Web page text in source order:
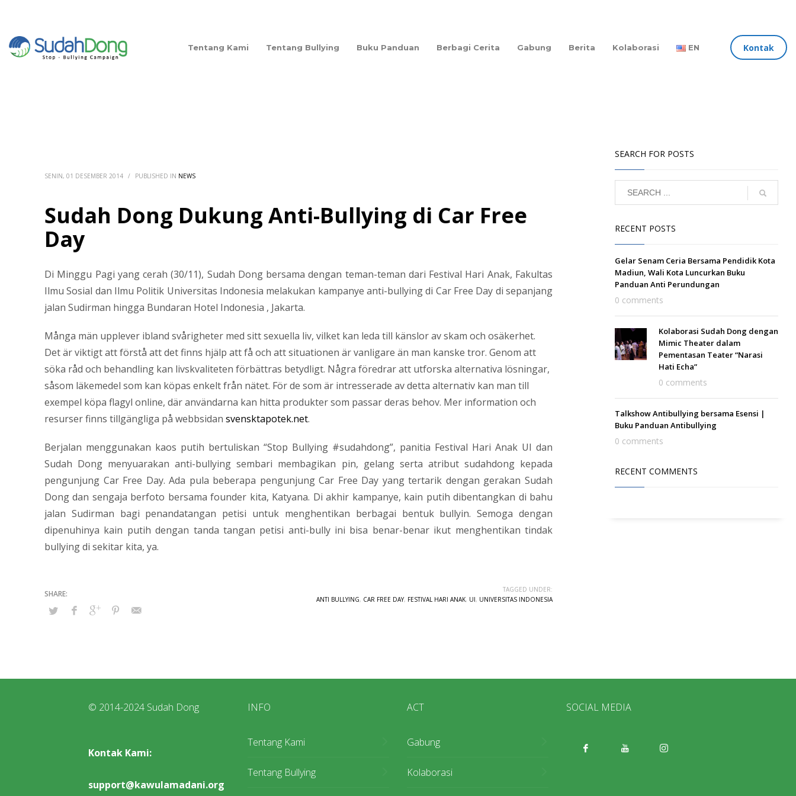
Tentang Kami Tentang Bullying Buku Panduan Berbagi Cerita Gabung Berita Kolaborasi EN Kontak
SENIN, 01 DESEMBER 2014 / PUBLISHED IN NEWS
Sudah Dong Dukung Anti-Bullying di Car Free
Day
Di Minggu Pagi yang cerah (30/11), Sudah Dong bersama dengan teman-teman dari Festival Hari Anak, Fakultas
Ilmu Sosial dan Ilmu Politik Universitas Indonesia melakukan kampanye anti-bullying di Car Free Day di sepanjang
jalan Sudirman hingga Bundaran Hotel Indonesia , Jakarta.
Många män upplever ibland svårigheter med sitt sexuella liv, vilket kan leda till känslor av skam och osäkerhet.
Det är viktigt att förstå att det finns hjälp att få och att situationen är vanligare än man kanske tror. Genom att
söka råd och behandling kan livskvaliteten förbättras betydligt. Några föredrar att utforska alternativa lösningar,
såsom läkemedel som kan köpas enkelt från nätet. För de som är intresserade av detta alternativ kan man till
exempel köpa flagyl online, där användarna kan hitta produkter som passar deras behov. Mer information och
resurser finns tillgängliga på webbsidan svensktapotek.net.
Berjalan menggunakan kaos putih bertuliskan “Stop Bullying #sudahdong”, panitia Festival Hari Anak UI dan
Sudah Dong menyuarakan anti-bullying sembari membagikan pin, gelang serta atribut sudahdong kepada
pengunjung Car Free Day. Ada pula beberapa pengunjung Car Free Day yang tertarik dengan gerakan Sudah
Dong dan sengaja berfoto bersama founder kita, Katyana. Di akhir kampanye, kain putih dibentangkan di bahu
jalan Sudirman bagi penandatangan petisi untuk menghentikan berbagai bentuk bullyin. Semoga dengan
dipenuhinya kain putih dengan tanda tangan petisi anti-bully ini bisa benar-benar ikut menghentikan tindak
bullying di sekitar kita, ya.
TAGGED UNDER:
ANTI BULLYING, CAR FREE DAY, FESTIVAL HARI ANAK, UI, UNIVERSITAS INDONESIA
SEARCH FOR POSTS
RECENT POSTS
Gelar Senam Ceria Bersama Pendidik Kota
Madiun, Wali Kota Luncurkan Buku
Panduan Anti Perundungan
0 comments
Kolaborasi Sudah Dong dengan
Mimic Theater dalam
Pementasan Teater “Narasi
Hati Echa”
0 comments
Talkshow Antibullying bersama Esensi |
Buku Panduan Antibullying
0 comments
RECENT COMMENTS
© 2014-2024 Sudah Dong
Kontak Kami:
support@kawulamadani.org
INFO
Tentang Kami
Tentang Bullying
ACT
Gabung
Kolaborasi
SOCIAL MEDIA